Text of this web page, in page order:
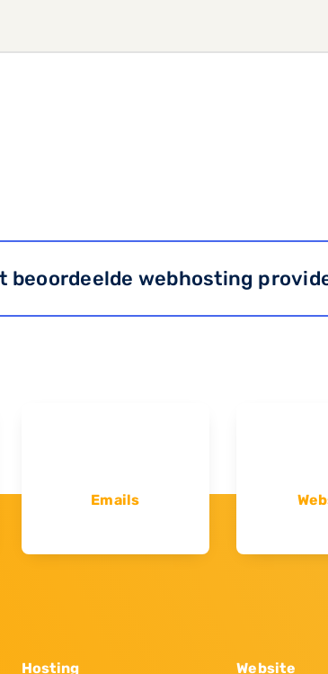
beoordeelde webhosting
Emails
Hosting Website